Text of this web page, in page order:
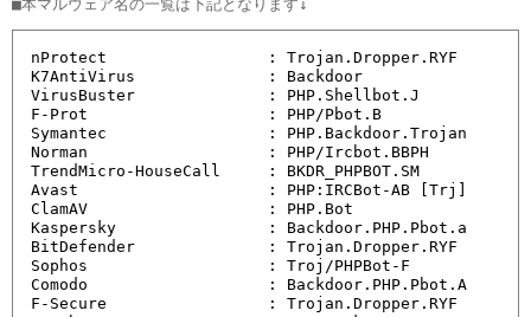
nProtect                 : Trojan.Dropper.RYF
K7AntiVirus              : Backdoor
VirusBuster              : PHP.Shellbot.J
F-Prot                   : PHP/Pbot.B
Symantec                 : PHP.Backdoor.Trojan
Norman                   : PHP/Ircbot.BBPH
TrendMicro-HouseCall     : BKDR_PHPBOT.SM
Avast                    : PHP:IRCBot-AB [Trj]
ClamAV                   : PHP.Bot
Kaspersky                : Backdoor.PHP.Pbot.a
BitDefender              : Trojan.Dropper.RYF
Sophos                   : Troj/PHPBot-F
Comodo                   : Backdoor.PHP.Pbot.A
F-Secure                 : Trojan.Dropper.RYF